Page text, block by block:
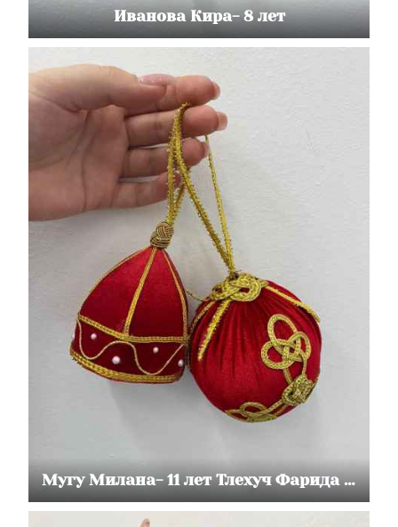
Иванова Кира- 8 лет
Мугу Милана- 11 лет Тлехуч Фарида - 11 лет